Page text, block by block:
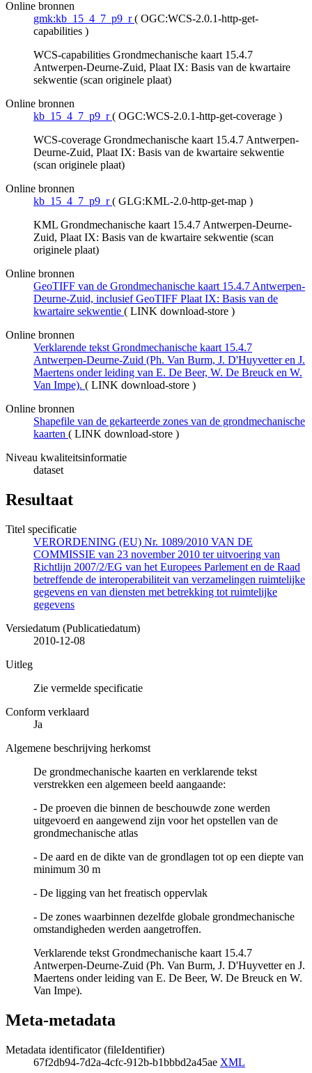
Online bronnen
gmk:kb_15_4_7_p9_r ( OGC:WCS-2.0.1-http-get-
capabilities )
WCS-capabilities Grondmechanische kaart 15.4.7
Antwerpen-Deurne-Zuid, Plaat IX: Basis van de kwartaire
sekwentie (scan originele plaat)
Online bronnen
kb_15_4_7_p9_r ( OGC:WCS-2.0.1-http-get-coverage )
WCS-coverage Grondmechanische kaart 15.4.7 Antwerpen-
Deurne-Zuid, Plaat IX: Basis van de kwartaire sekwentie
(scan originele plaat)
Online bronnen
kb_15_4_7_p9_r ( GLG:KML-2.0-http-get-map )
KML Grondmechanische kaart 15.4.7 Antwerpen-Deurne-
Zuid, Plaat IX: Basis van de kwartaire sekwentie (scan
originele plaat)
Online bronnen
GeoTIFF van de Grondmechanische kaart 15.4.7 Antwerpen-
Deurne-Zuid, inclusief GeoTIFF Plaat IX: Basis van de
kwartaire sekwentie ( LINK download-store )
Online bronnen
Verklarende tekst Grondmechanische kaart 15.4.7
Antwerpen-Deurne-Zuid (Ph. Van Burm, J. D'Huyvetter en J.
Maertens onder leiding van E. De Beer, W. De Breuck en W.
Van Impe). ( LINK download-store )
Online bronnen
Shapefile van de gekarteerde zones van de grondmechanische
kaarten ( LINK download-store )
Niveau kwaliteitsinformatie
dataset
Resultaat
Titel specificatie
VERORDENING (EU) Nr. 1089/2010 VAN DE
COMMISSIE van 23 november 2010 ter uitvoering van
Richtlijn 2007/2/EG van het Europees Parlement en de Raad
betreffende de interoperabiliteit van verzamelingen ruimtelijke
gegevens en van diensten met betrekking tot ruimtelijke
gegevens
Versiedatum (Publicatiedatum)
2010-12-08
Uitleg
Zie vermelde specificatie
Conform verklaard
Ja
Algemene beschrijving herkomst
De grondmechanische kaarten en verklarende tekst
verstrekken een algemeen beeld aangaande:
- De proeven die binnen de beschouwde zone werden
uitgevoerd en aangewend zijn voor het opstellen van de
grondmechanische atlas
- De aard en de dikte van de grondlagen tot op een diepte van
minimum 30 m
- De ligging van het freatisch oppervlak
- De zones waarbinnen dezelfde globale grondmechanische
omstandigheden werden aangetroffen.
Verklarende tekst Grondmechanische kaart 15.4.7
Antwerpen-Deurne-Zuid (Ph. Van Burm, J. D'Huyvetter en J.
Maertens onder leiding van E. De Beer, W. De Breuck en W.
Van Impe).
Meta-metadata
Metadata identificator (fileIdentifier)
67f2db94-7d2a-4cfc-912b-b1bbbd2a45ae XML